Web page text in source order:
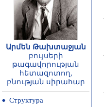
Արմեն Թախտաջյան
բույսերի
թագավորության
հետազոտող,
բնության սիրահար
Структура